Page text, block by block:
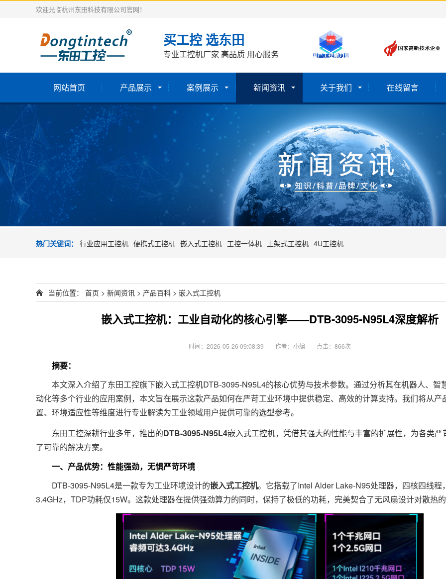
欢迎光临杭州东田科技有限公司官网！
买工控 选东田
专业工控机厂家 高品质 用心服务
网站首页 产品展示 案例展示 新闻资讯 关于我们 在线留言
热门关键词： 行业应用工控机 便携式工控机 嵌入式工控机 工控一体机 上架式工控机 4U工控机
当前位置： 首页 > 新闻资讯 > 产品百科 > 嵌入式工控机
嵌入式工控机：工业自动化的核心引擎——DTB-3095-N95L4深度解析
时间：2026-05-26 09:08:39 作者：小编 点击： 866次
摘要：
本文深入介绍了东田工控旗下嵌入式工控机DTB-3095-N95L4的核心优势与技术参数。通过分析其在机器人、智
动化等多个行业的应用案例，本文旨在展示这款产品如何在严苛工业环境中提供稳定、高效的计算支持。我们将从产
置、环境适应性等维度进行专业解读为工业领域用户提供可靠的选型参考。
东田工控深耕行业多年，推出的DTB-3095-N95L4嵌入式工控机，凭借其强大的性能与丰富的扩展性，为各类严
了可靠的解决方案。
一、产品优势：性能强劲，无惧严苛环境
DTB-3095-N95L4是一款专为工业环境设计的嵌入式工控机。它搭载了Intel Alder Lake-N95处理器，四核四线程
3.4GHz，TDP功耗仅15W。这款处理器在提供强劲算力的同时，保持了极低的功耗，完美契合了无风扇设计对散热的